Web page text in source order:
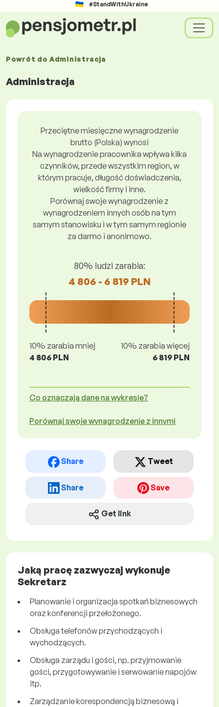
#StandWithUkraine
Powrót do Administracja
Administracja
Przeciętne miesięczne wynagrodzenie
brutto (Polska) wynosi
Na wynagrodzenie pracownika wpływa kilka
czynników, przede wszystkim region, w
którym pracuje, długość doświadczenia,
wielkość firmy i inne.
Porównaj swoje wynagrodzenie z
wynagrodzeniem innych osób na tym
samym stanowisku i w tym samym regionie
za darmo i anonimowo.
80% ludzi zarabia:
4 806 - 6 819 PLN
10% zarabia mniej
4 806 PLN
10% zarabia więcej
6 819 PLN
Co oznaczają dane na wykresie?
Porównaj swoje wynagrodzenie z innymi
Share Tweet
Share Save
Get link
Jaką pracę zazwyczaj wykonuje
Sekretarz
Planowanie i organizacja spotkań biznesowych
oraz konferencji przełożonego.
Obsługa telefonów przychodzących i
wychodzących.
Obsługa zarządu i gości, np. przyjmowanie
gości, przygotowywanie i serwowanie napojów
itp.
Zarządzanie korespondencją biznesową i